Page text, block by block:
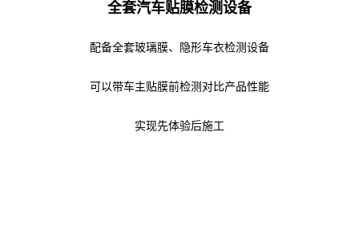
全套汽车贴膜检测设备
配备全套玻璃膜、隐形车衣检测设备
可以带车主贴膜前检测对比产品性能
实现先体验后施工